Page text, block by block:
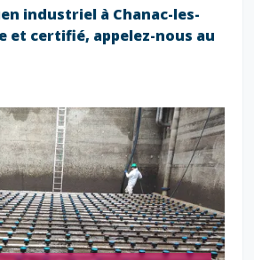
industriel à Chanac-les-
et certifié, appelez-nous au